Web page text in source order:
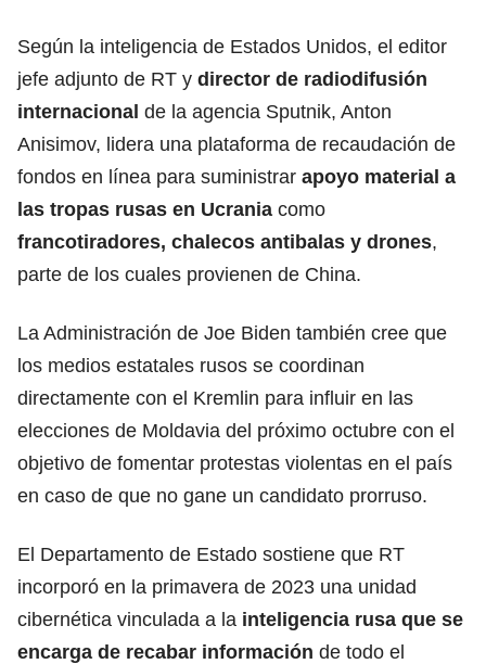
Según la inteligencia de Estados Unidos, el editor
jefe adjunto de RT y director de radiodifusión
internacional de la agencia Sputnik, Anton
Anisimov, lidera una plataforma de recaudación de
fondos en línea para suministrar apoyo material a
las tropas rusas en Ucrania como
francotiradores, chalecos antibalas y drones,
parte de los cuales provienen de China.
La Administración de Joe Biden también cree que
los medios estatales rusos se coordinan
directamente con el Kremlin para influir en las
elecciones de Moldavia del próximo octubre con el
objetivo de fomentar protestas violentas en el país
en caso de que no gane un candidato prorruso.
El Departamento de Estado sostiene que RT
incorporó en la primavera de 2023 una unidad
cibernética vinculada a la inteligencia rusa que se
encarga de recabar información de todo el